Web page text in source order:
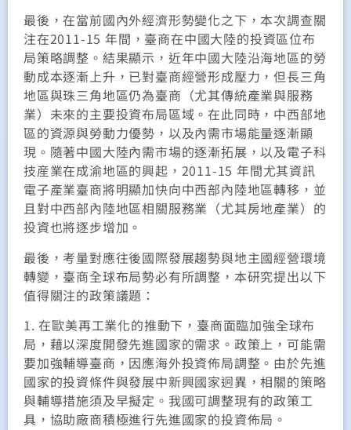
最後，在當前國內外經濟形勢變化之下，本次調查關
注在2011-15 年間，臺商在中國大陸的投資區位布
局策略調整。結果顯示，近年中國大陸沿海地區的勞
動成本逐漸上升，已對臺商經營形成壓力，但長三角
地區與珠三角地區仍為臺商（尤其傳統產業與服務
業）未來的主要投資布局區域。在此同時，中西部地
區的資源與勞動力優勢，以及內需市場能量逐漸顯
現。隨著中國大陸內需市場的逐漸拓展，以及電子科
技産業在成渝地區的興起，2011-15 年間尤其資訊
電子產業臺商將明顯加快向中西部內陸地區轉移，並
且對中西部內陸地區相關服務業（尤其房地產業）的
投資也將逐步增加。
最後，考量對應往後國際發展趨勢與地主國經營環境
轉變，臺商全球布局勢必有所調整，本研究提出以下
值得關注的政策議題：
1. 在歐美再工業化的推動下，臺商面臨加強全球布
局，藉以深度開發先進國家的需求。政策上，可能需
要加強輔導臺商，因應海外投資佈局調整。由於先進
國家的投資條件與發展中新興國家迥異，相關的策略
與輔導措施須及早擬定。我國可調整現有的政策工
具，協助廠商積極進行先進國家的投資佈局。